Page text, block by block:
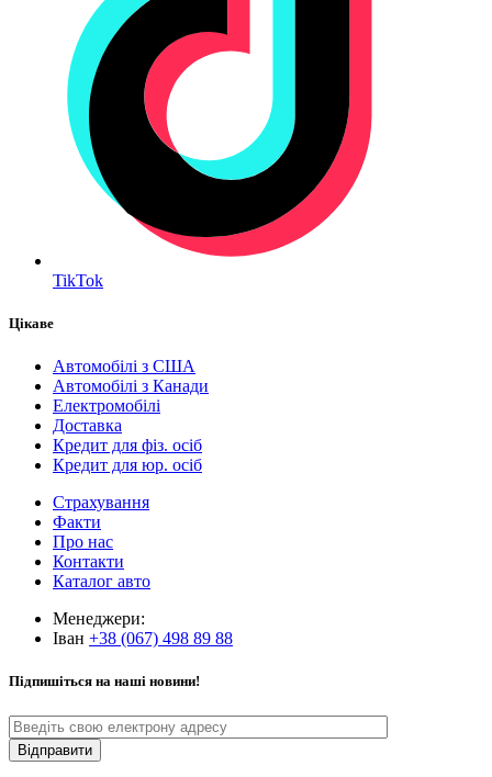
TikTok
Цікаве
Автомобілі з США
Автомобілі з Канади
Електромобілі
Доставка
Кредит для фіз. осіб
Кредит для юр. осіб
Страхування
Факти
Про нас
Контакти
Каталог авто
Менеджери:
Іван +38 (067) 498 89 88
Підпишіться на наші новини!